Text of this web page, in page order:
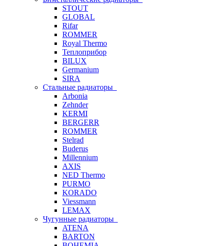
STOUT
GLOBAL
Rifar
ROMMER
Royal Thermo
Теплоприбор
BILUX
Germanium
SIRA
Стальные радиаторы
Arbonia
Zehnder
KERMI
BERGERR
ROMMER
Stelrad
Buderus
Millennium
AXIS
NED Thermo
PURMO
KORADO
Viessmann
LEMAX
Чугунные радиаторы
ATENA
BARTON